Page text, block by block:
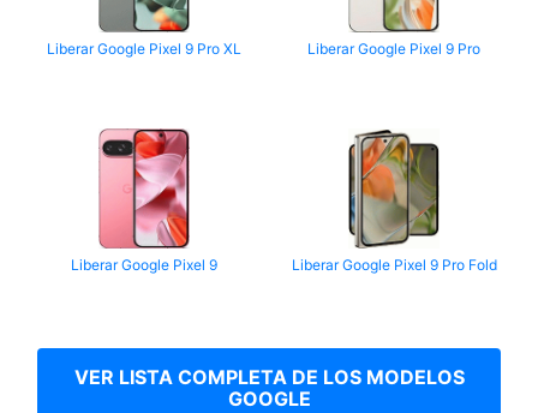
Liberar Google Pixel 9 Pro XL Liberar Google Pixel 9 Pro
Liberar Google Pixel 9 Liberar Google Pixel 9 Pro Fold
VER LISTA COMPLETA DE LOS MODELOS
GOOGLE